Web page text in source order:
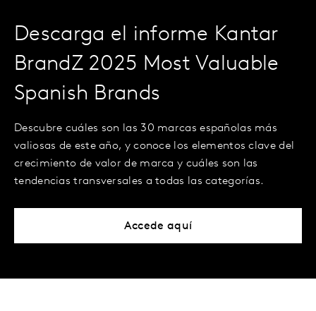
Descarga el informe Kantar
BrandZ 2025 Most Valuable
Spanish Brands
Descubre cuáles son las 30 marcas españolas más
valiosas de este año, y conoce los elementos clave del
crecimiento de valor de marca y cuáles son las
tendencias transversales a todas las categorías.
Accede aquí